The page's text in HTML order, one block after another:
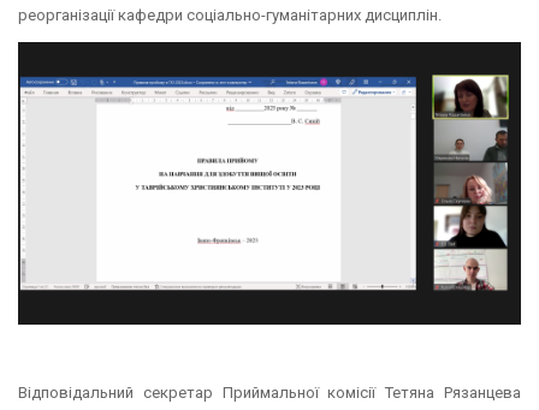
реорганізації кафедри соціально-гуманітарних дисциплін.
Відповідальний секретар Приймальної комісії Тетяна Рязанцева